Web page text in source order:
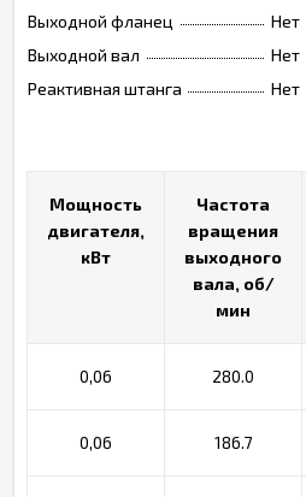
Выходной фланец
Нет
Выходной вал
Нет
Реактивная штанга
Нет
Мощность
двигателя,
кВт
Частота
вращения
выходного
вала, об/
мин
0,06 280.0
0,06 186.7
Мощность
двигателя,
кВт
Частота
вращения
выходного
вала, об/
мин